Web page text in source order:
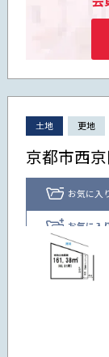
土地 更地
京都市西
お気に入
お気に入